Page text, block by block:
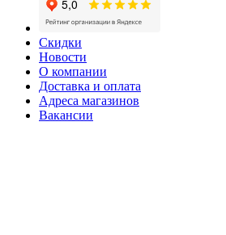
Скидки
Новости
О компании
Доставка и оплата
Адреса магазинов
Вакансии